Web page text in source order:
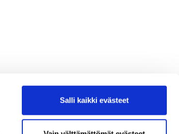
Salli kaikki evästeet